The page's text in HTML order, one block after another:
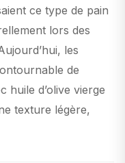
ce type de pain
lors des
les
de
huile d’olive vierge
texture légère,